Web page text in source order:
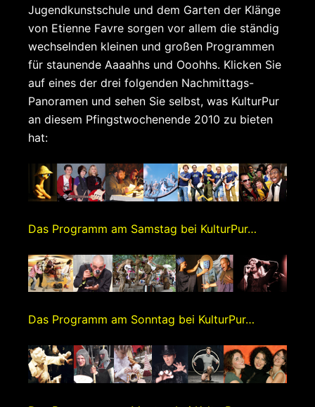
Jugendkunstschule und dem Garten der Klänge
von Etienne Favre sorgen vor allem die ständig
wechselnden kleinen und großen Programmen
für staunende Aaaahhs und Ooohhs. Klicken Sie
auf eines der drei folgenden Nachmittags-
Panoramen und sehen Sie selbst, was KulturPur
an diesem Pfingstwochenende 2010 zu bieten
hat:
Das Programm am Samstag bei KulturPur…
Das Programm am Sonntag bei KulturPur…